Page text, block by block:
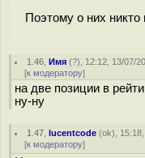
Поэтому о них никто
1.46 ,Имя (?), 12:12, 13/07/
[к модератору]
на две позиции в
ну-ну
1.47 ,lucentcode (ok),
[к модератору]